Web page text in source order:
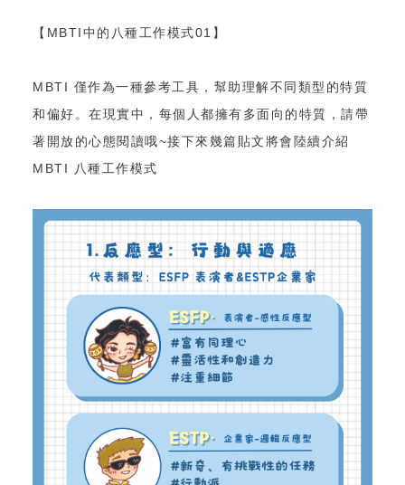
【MBTI中的八種工作模式01】
MBTI 僅作為一種參考工具，幫助理解不同類型的特質
和偏好。在現實中，每個人都擁有多面向的特質，請帶
著開放的心態閱讀哦~接下來幾篇貼文將會陸續介紹
MBTI 八種工作模式